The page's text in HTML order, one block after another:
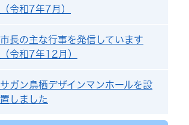
（令和7年7月）
市長の主な行事を発信しています
（令和7年12月）
サガン鳥栖デザインマンホールを設
置しました